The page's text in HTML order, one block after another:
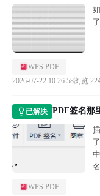
WPS PDF
2026-07-22 10:26:58浏览
已解决 PDF签名那
WPS PDF